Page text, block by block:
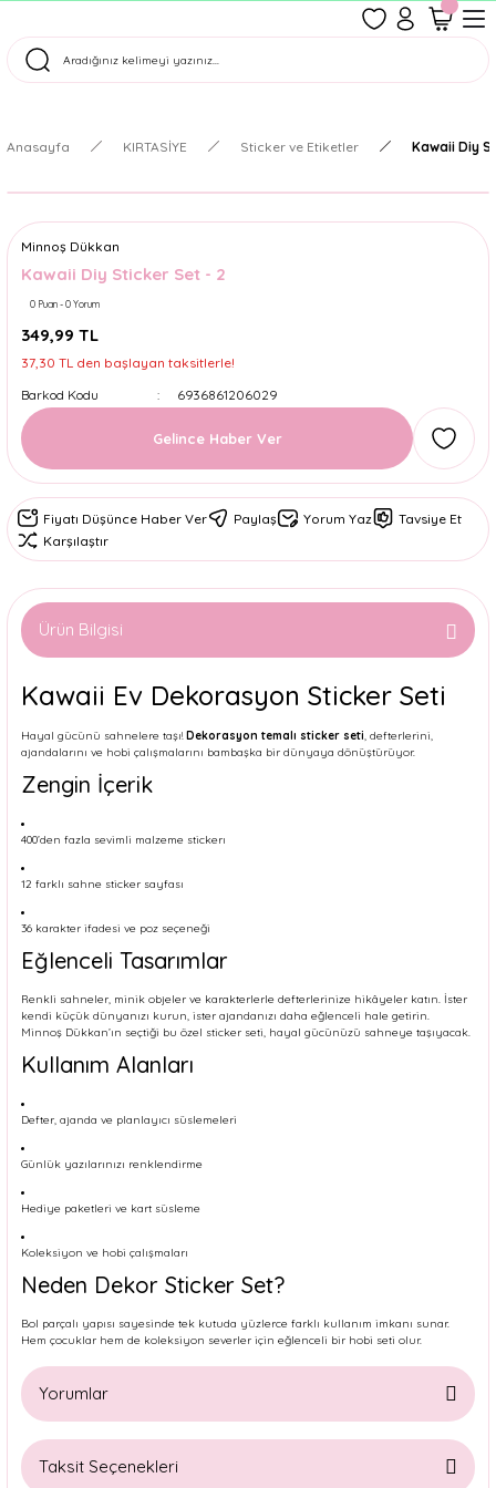
Tüm Siparişler Aynı Gün Kargoda!
Anasayfa KIRTASİYE Sticker ve Etiketler Kawaii Diy
Minnoş Dükkan
Kawaii Diy Sticker Set - 2
0 Puan - 0 Yorum
349,99 TL
37,30 TL den başlayan taksitlerle!
Barkod Kodu
6936861206029
Gelince Haber Ver
Fiyatı Düşünce Haber Ver Paylaş Yorum Yaz
Tavsiye Et
Karşılaştır
Ürün Bilgisi
Kawaii Ev Dekorasyon Sticker Seti
Hayal gücünü sahnelere taşı!Dekorasyon temalı sticker seti, defterlerini,
ajandalarını ve hobi çalışmalarını bambaşka bir dünyaya dönüştürüyor.
Zengin İçerik
400’den fazla sevimli malzeme stickerı
12 farklı sahne sticker sayfası
36 karakter ifadesi ve poz seçeneği
Eğlenceli Tasarımlar
Renkli sahneler, minik objeler ve karakterlerle defterlerinize hikâyeler katın. İster
kendi küçük dünyanızı kurun, ister ajandanızı daha eğlenceli hale getirin.
Minnoş Dükkan’ın seçtiği bu özel sticker seti, hayal gücünüzü sahneye taşıyacak.
Kullanım Alanları
Defter, ajanda ve planlayıcı süslemeleri
Günlük yazılarınızı renklendirme
Hediye paketleri ve kart süsleme
Koleksiyon ve hobi çalışmaları
Neden Dekor Sticker Set?
Bol parçalı yapısı sayesinde tek kutuda yüzlerce farklı kullanım imkanı sunar.
Hem çocuklar hem de koleksiyon severler için eğlenceli bir hobi seti olur.
Yorumlar
Taksit Seçenekleri